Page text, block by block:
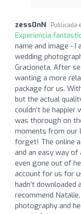
zess0nN Publicada
Experiencia
name and image - I
wedding
Gracioneta. After
wanting a more
package for us.
but the actual
couldn’t be
was thorough on
moments from our
forget! The online
and an easy way
even gone out of
account for us for
hadn’t downloaded
recommend
photography and